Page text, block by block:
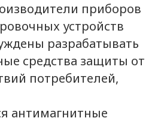
приборов
устройств
разрабатывать
средства защиты от
потребителей,
антимагнитные